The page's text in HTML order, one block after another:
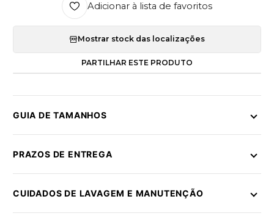
Adicionar à lista de favoritos
Mostrar stock das localizações
PARTILHAR ESTE PRODUTO
GUIA DE TAMANHOS
PRAZOS DE ENTREGA
CUIDADOS DE LAVAGEM E MANUTENÇÃO